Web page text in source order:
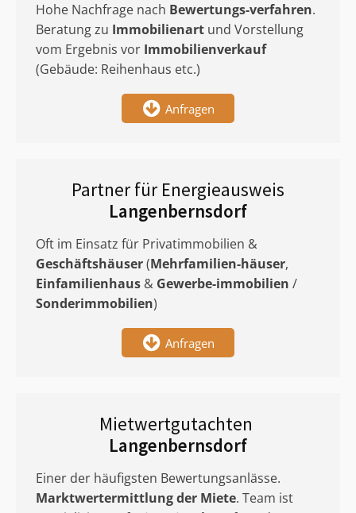
Hohe Nachfrage nach Bewertungs-verfahren.
Beratung zu Immobilienart und Vorstellung
vom Ergebnis vor Immobilienverkauf
(Gebäude: Reihenhaus etc.)
Anfragen
Partner für Energieausweis
Langenbernsdorf
Oft im Einsatz für Privatimmobilien &
Geschäftshäuser(Mehrfamilien-häuser,
Einfamilienhaus & Gewerbe-immobilien /
Sonderimmobilien)
Anfragen
Mietwertgutachten
Langenbernsdorf
Einer der häufigsten Bewertungsanlässe.
Marktwertermittlungder Miete. Team ist